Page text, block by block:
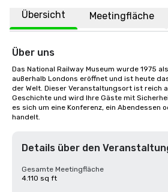
Übersicht Meetingfläche
Über uns
Das National Railway Museum wurde 1975
außerhalb Londons eröffnet und ist heute
der Welt. Dieser Veranstaltungsort ist reich
Geschichte und wird Ihre Gäste mit
es sich um eine Konferenz, ein Abendessen
handelt.
Details über den
Gesamte Meetingfläche
4.110 sq ft